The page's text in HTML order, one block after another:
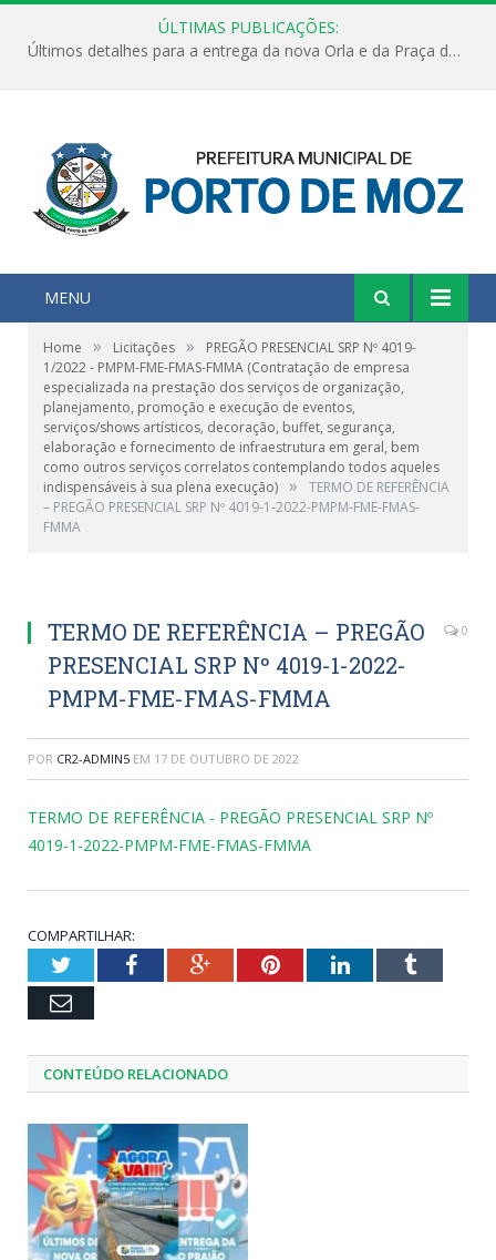
ÚLTIMAS PUBLICAÇÕES:
Últimos detalhes para a entrega da nova Orla e da Praça do Praião
MENU
Home » Licitações »
PREGÃO PRESENCIAL SRP Nº 4019-
1/2022 - PMPM-FME-FMAS-FMMA (Contratação de empresa
especializada na prestação dos serviços de organização,
planejamento, promoção e execução de eventos,
serviços/shows artísticos, decoração, buffet, segurança,
elaboração e fornecimento de infraestrutura em geral, bem
como outros serviços correlatos contemplando todos aqueles
indispensáveis à sua plena execução) »
TERMO DE REFERÊNCIA
– PREGÃO PRESENCIAL SRP Nº 4019-1-2022-PMPM-FME-FMAS-
FMMA
TERMO DE REFERÊNCIA – PREGÃO
PRESENCIAL SRP Nº 4019-1-2022-
PMPM-FME-FMAS-FMMA
0
POR CR2-ADMIN5 EM 17 DE OUTUBRO DE 2022
TERMO DE REFERÊNCIA - PREGÃO PRESENCIAL SRP Nº
4019-1-2022-PMPM-FME-FMAS-FMMA
COMPARTILHAR:
TwitterFacebookGoogle+PinterestLinkedInTumblr
Email
CONTEÚDO RELACIONADO